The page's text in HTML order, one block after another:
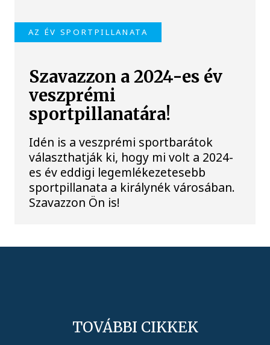
AZ ÉV SPORTPILLANATA
Szavazzon a 2024-es év
veszprémi
sportpillanatára!
Idén is a veszprémi sportbarátok
választhatják ki, hogy mi volt a 2024-
es év eddigi legemlékezetesebb
sportpillanata a királynék városában.
Szavazzon Ön is!
TOVÁBBI CIKKEK